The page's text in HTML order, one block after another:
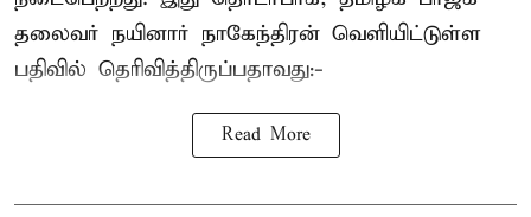
தலைவர் நயினார் நாகேந்திரன் வெளியிட்டுள்ள
பதிவில் தெரிவித்திருப்பதாவது:-
Read More